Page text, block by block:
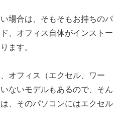
場合は、そもそもお持ちのパ
、オフィス自体がインストー
ます。
オフィス（エクセル、ワー
ないモデルもあるので、そん
、そのパソコンにはエクセル